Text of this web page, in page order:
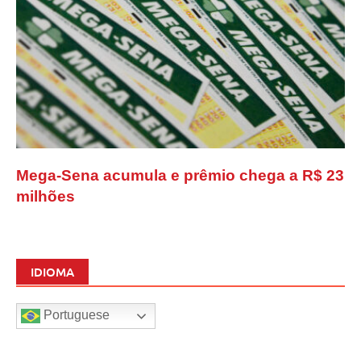
Mega-Sena acumula e prêmio chega a R$ 23
milhões
IDIOMA
Portuguese